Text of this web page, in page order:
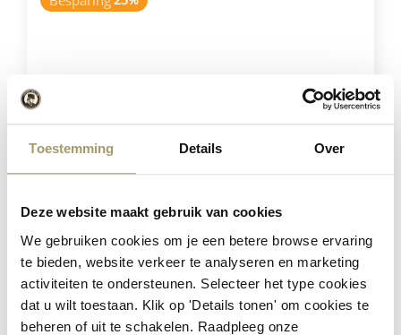
Toestemming Details Over
Deze website maakt gebruik van cookies
We gebruiken cookies om je een betere browse ervaring
te bieden, website verkeer te analyseren en marketing
activiteiten te ondersteunen. Selecteer het type cookies
dat u wilt toestaan. Klik op 'Details tonen' om cookies te
beheren of uit te schakelen. Raadpleeg onze
€181,40
€139,95
(Incl. btw)
VOEG TOE